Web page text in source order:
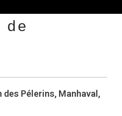
de
des Pélerins, Manhaval,